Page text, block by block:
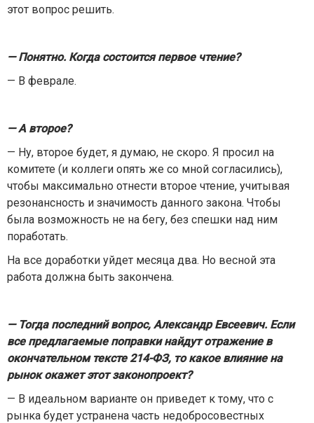
этот вопрос решить.
— Понятно. Когда состоится первое чтение?
— В феврале.
— А второе?
— Ну, второе будет, я думаю, не скоро. Я просил на
комитете (и коллеги опять же со мной согласились),
чтобы максимально отнести второе чтение, учитывая
резонансность и значимость данного закона. Чтобы
была возможность не на бегу, без спешки над ним
поработать.
На все доработки уйдет месяца два. Но весной эта
работа должна быть закончена.
— Тогда последний вопрос, Александр Евсеевич. Если
все предлагаемые поправки найдут отражение в
окончательном тексте 214-ФЗ, то какое влияние на
рынок окажет этот законопроект?
— В идеальном варианте он приведет к тому, что с
рынка будет устранена часть недобросовестных